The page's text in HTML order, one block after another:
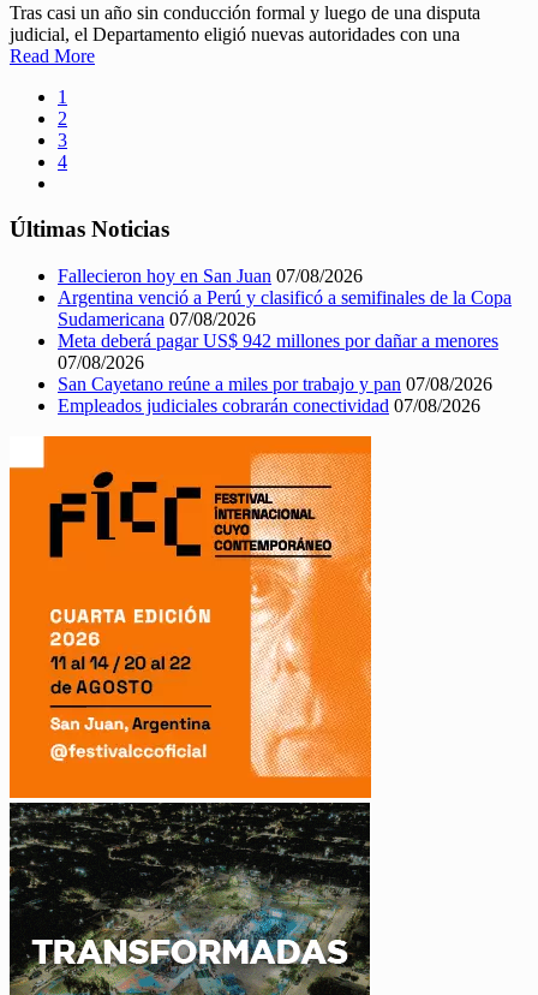
Tras casi un año sin conducción formal y luego de una disputa
judicial, el Departamento eligió nuevas autoridades con una
Read More
1
2
3
4
Últimas Noticias
Fallecieron hoy en San Juan 07/08/2026
Argentina venció a Perú y clasificó a semifinales de la Copa
Sudamericana 07/08/2026
Meta deberá pagar US$ 942 millones por dañar a menores
07/08/2026
San Cayetano reúne a miles por trabajo y pan 07/08/2026
Empleados judiciales cobrarán conectividad 07/08/2026